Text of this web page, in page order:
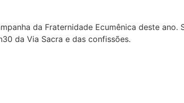
da Fraternidade Ecumênica deste ano.
da Via Sacra e das confissões.